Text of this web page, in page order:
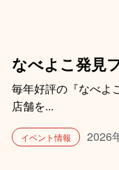
なべよこ発見
毎年好評の『なべよ
店舗を...
イベント情報 2026